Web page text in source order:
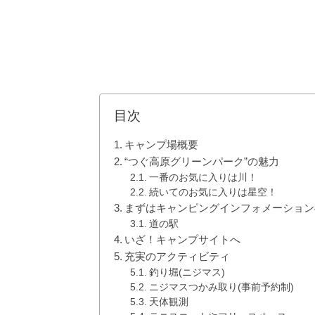
目次
キャンプ場概要
“つぐ高原グリーンパーク”の魅力
一番のお気に入りは川！
続いてのお気に入りは星空！
まずはキャンピングインフォメーショ
道の駅
いざ！キャンプサイトへ
充実のアクティビティ
釣り堀(ニジマス)
ニジマスつかみ取り(事前予約制)
天体観測